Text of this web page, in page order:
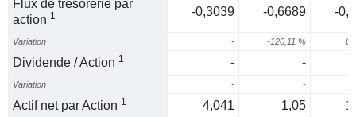
Flux de trésorerie par
action 1 -0,3039 -0,6689 -
Variation - -120,11 %
Dividende / Action 1 - -
Variation - -
Actif net par Action 1 4,041 1,05